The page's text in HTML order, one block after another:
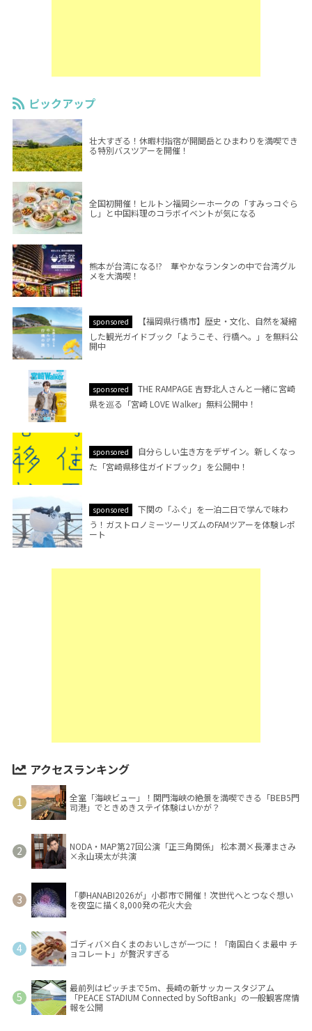
ピックアップ
壮大すぎる！休暇村指宿が開聞岳とひまわりを満喫でき
る特別バスツアーを開催！
全国初開催！ヒルトン福岡シーホークの「すみっコぐら
し」と中国料理のコラボイベントが気になる
熊本が台湾になる!? 華やかなランタンの中で台湾グル
メを大満喫！
sponsored
【福岡県行橋市】歴史・文化、自然を凝縮
した観光ガイドブック「ようこそ、行橋へ。」を無料公
開中
sponsored
THE RAMPAGE 吉野北人さんと一緒に宮崎
県を巡る「宮崎 LOVE Walker」無料公開中！
sponsored
自分らしい生き方をデザイン。新しくなっ
た「宮崎県移住ガイドブック」を公開中！
sponsored
下関の「ふぐ」を一泊二日で学んで味わ
う！ガストロノミーツーリズムのFAMツアーを体験レポ
ート
アクセスランキング
全室「海峡ビュー」！関門海峡の絶景を満喫できる「BEB5門
司港」でときめきステイ体験はいかが？
NODA・MAP第27回公演「正三角関係」 松本潤×長澤まさみ
×永山瑛太が共演
「夢HANABI2026が」小郡市で開催！次世代へとつなぐ想い
を夜空に描く8,000発の花火大会
ゴディバ×白くまのおいしさが一つに！「南国白くま最中 チ
ョコレート」が贅沢すぎる
最前列はピッチまで5m、長崎の新サッカースタジアム
「PEACE STADIUM Connected by SoftBank」の一般観客席情
報を公開